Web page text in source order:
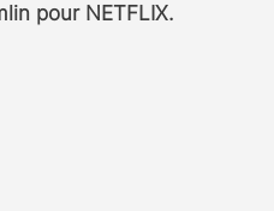
pour NETFLIX.